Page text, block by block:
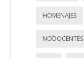
HOMENAJES
NODOCENTES